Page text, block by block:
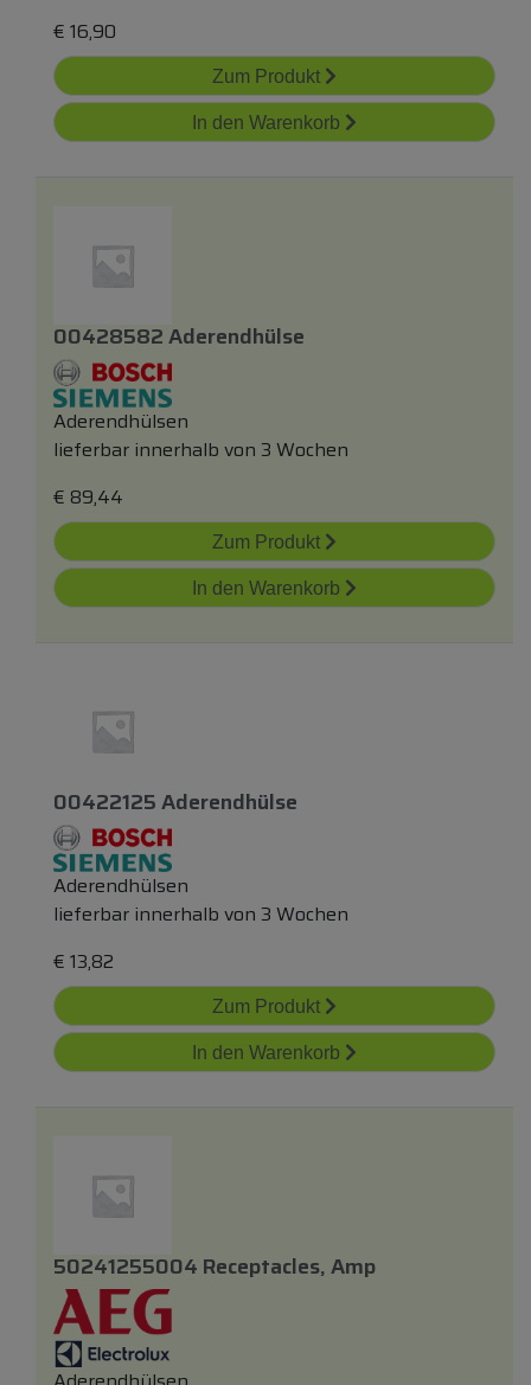
€ 16,90
Zum Produkt
In den Warenkorb
00428582 Aderendhülse
Aderendhülsen
lieferbar innerhalb von 3 Wochen
€ 89,44
Zum Produkt
In den Warenkorb
00422125 Aderendhülse
Aderendhülsen
lieferbar innerhalb von 3 Wochen
€ 13,82
Zum Produkt
In den Warenkorb
50241255004 Receptacles, Amp